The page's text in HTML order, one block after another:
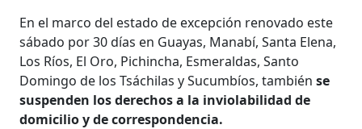
En el marco del estado de excepción renovado este
sábado por 30 días en Guayas, Manabí, Santa Elena,
Los Ríos, El Oro, Pichincha, Esmeraldas, Santo
Domingo de los Tsáchilas y Sucumbíos, tambiénse
suspenden los derechos a la inviolabilidad de
domicilio y de correspondencia.